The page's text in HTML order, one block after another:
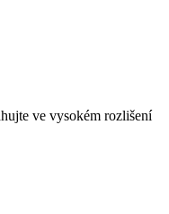
ve vysokém rozlišení